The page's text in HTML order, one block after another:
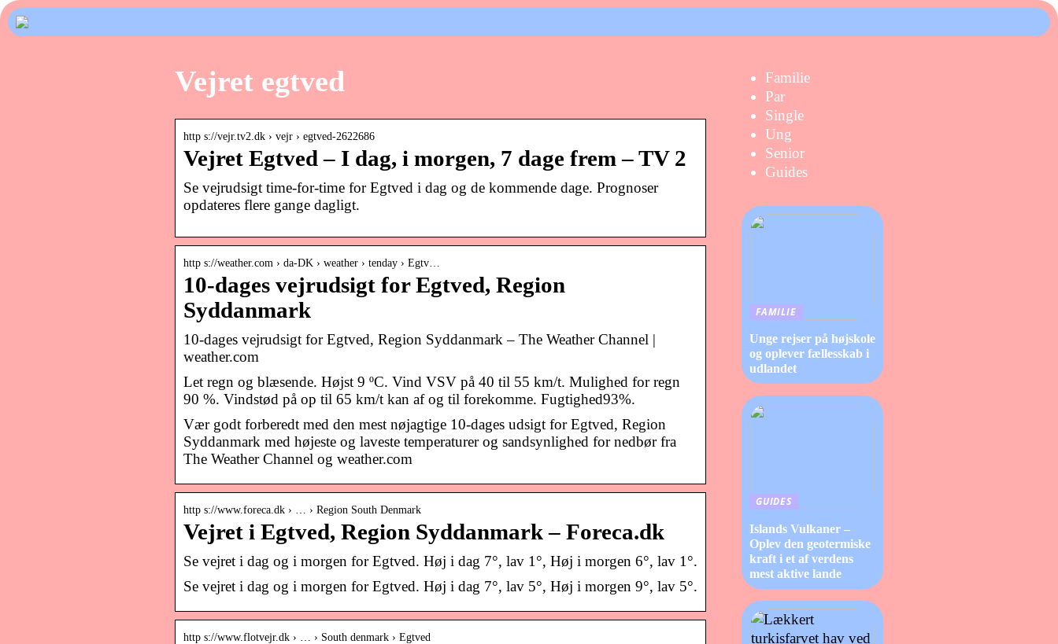
Vejret egtved
http s://vejr.tv2.dk › vejr › egtved-2622686
Vejret Egtved – I dag, i morgen, 7 dage frem – TV 2
Se vejrudsigt time-for-time for Egtved i dag og de kommende dage. Prognoser
opdateres flere gange dagligt.
http s://weather.com › da-DK › weather › tenday › Egtv…
10-dages vejrudsigt for Egtved, Region
Syddanmark
10-dages vejrudsigt for Egtved, Region Syddanmark – The Weather Channel |
weather.com
Let regn og blæsende. Højst 9 ºC. Vind VSV på 40 til 55 km/t. Mulighed for regn
90 %. Vindstød på op til 65 km/t kan af og til forekomme. Fugtighed93%.
Vær godt forberedt med den mest nøjagtige 10-dages udsigt for Egtved, Region
Syddanmark med højeste og laveste temperaturer og sandsynlighed for nedbør fra
The Weather Channel og weather.com
http s://www.foreca.dk › … › Region South Denmark
Vejret i Egtved, Region Syddanmark – Foreca.dk
Se vejret i dag og i morgen for Egtved. Høj i dag 7°, lav 1°, Høj i morgen 6°, lav 1°.
Se vejret i dag og i morgen for Egtved. Høj i dag 7°, lav 5°, Høj i morgen 9°, lav 5°.
http s://www.flotvejr.dk › … › South denmark › Egtved
Familie
Par
Single
Ung
Senior
Guides
FAMILIE
Unge rejser på højskole
og oplever fællesskab i
udlandet
GUIDES
Islands Vulkaner –
Oplev den geotermiske
kraft i et af verdens
mest aktive lande